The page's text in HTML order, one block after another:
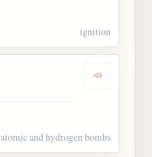
ignition
Dengarkan
atomic and hydrogen bombs